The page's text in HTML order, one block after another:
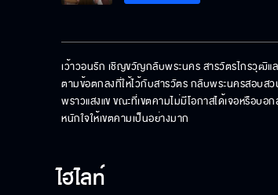
เว้าวอนรัก เชิญขวัญกลับพระนคร สารวัตรไกรวุฒิแ
ตามข้อตกลงที่ให้ไว้กับสารวัตร กลับพระนครสอบส
พราวแสงแข ขณะที่เขตคามไม่มีโอกาสได้เจอหรือบอ
หนักใจให้เขตคามเป็นอย่างมาก
ไฮไลท์